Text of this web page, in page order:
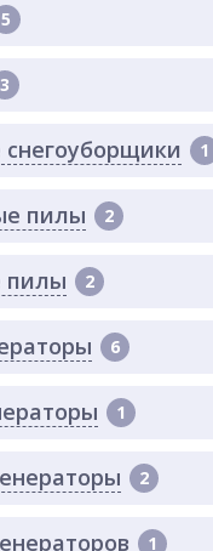
5
3
1
пилы 2
пилы 2
6
1
2
1